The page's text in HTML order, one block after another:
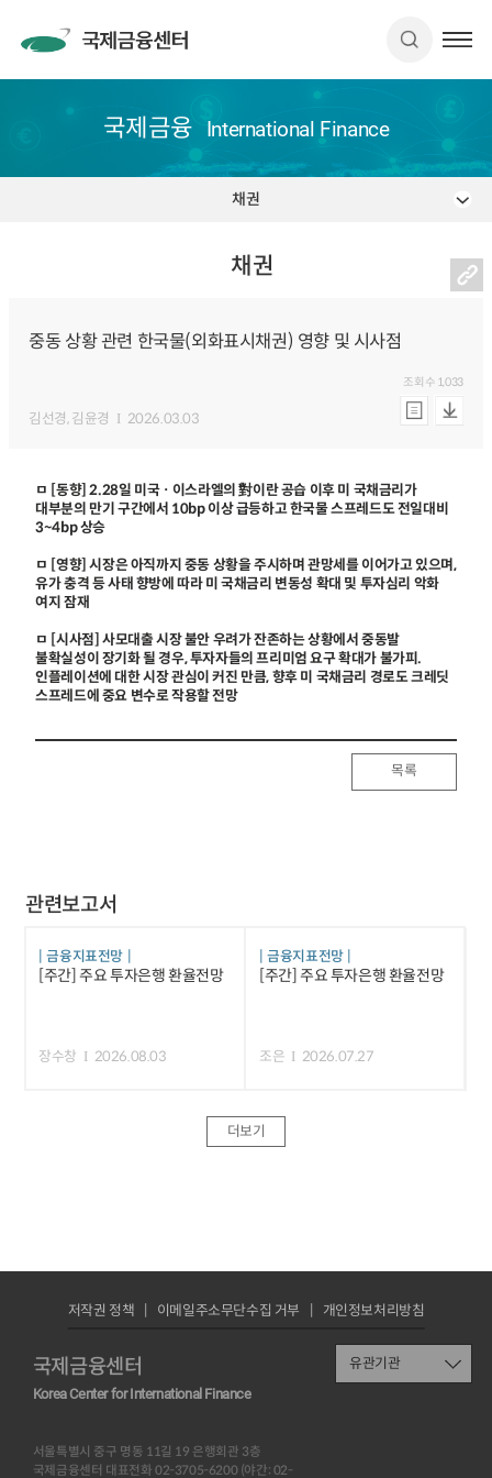
국제금융 International Finance
채권
채권
중동 상황 관련 한국물(외화표시채권) 영향 및 시사점
김선경, 김윤경 2026.03.03
조회수 1,033
ㅁ [동향] 2.28일 미국ㆍ이스라엘의 對이란 공습 이후 미 국채금리가
대부분의 만기 구간에서 10bp 이상 급등하고 한국물 스프레드도 전일대비
3~4bp 상승
ㅁ [영향] 시장은 아직까지 중동 상황을 주시하며 관망세를 이어가고 있으며,
유가 충격 등 사태 향방에 따라 미 국채금리 변동성 확대 및 투자심리 악화
여지 잠재
ㅁ [시사점] 사모대출 시장 불안 우려가 잔존하는 상황에서 중동발
불확실성이 장기화 될 경우, 투자자들의 프리미엄 요구 확대가 불가피.
인플레이션에 대한 시장 관심이 커진 만큼, 향후 미 국채금리 경로도 크레딧
스프레드에 중요 변수로 작용할 전망
목록
관련보고서
금융지표전망
[주간] 주요 투자은행 환율전망
장수창 2026.08.03
금융지표전망
[주간] 주요 투자은행 환율전망
조은 2026.07.27
더보기
국제금융센터
Korea Center for International Finance
서울특별시 중구 명동 11길 19 은행회관 3층
국제금융센터 대표전화 02-3705-6200 (야간: 02-
저작권 정책 이메일주소무단수집 거부 개인정보처리방침
유관기관